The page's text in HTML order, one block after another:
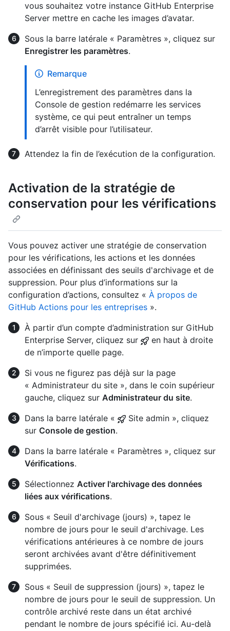
vous souhaitez votre instance GitHub Enterprise
Server mettre en cache les images d’avatar.
Sous la barre latérale « Paramètres », cliquez sur
Enregistrer les paramètres.
Remarque
L’enregistrement des paramètres dans la
Console de gestion redémarre les services
système, ce qui peut entraîner un temps
d’arrêt visible pour l’utilisateur.
Attendez la fin de l’exécution de la configuration.
Activation de la stratégie de
conservation pour les vérifications
Vous pouvez activer une stratégie de conservation
pour les vérifications, les actions et les données
associées en définissant des seuils d'archivage et de
suppression. Pour plus d’informations sur la
configuration d’actions, consultez « À propos de
GitHub Actions pour les entreprises ».
À partir d’un compte d’administration sur GitHub
Enterprise Server, cliquez sur
en haut à droite
de n’importe quelle page.
Si vous ne figurez pas déjà sur la page
« Administrateur du site », dans le coin supérieur
gauche, cliquez sur Administrateur du site.
Dans la barre latérale «
Site admin », cliquez
sur Console de gestion.
Dans la barre latérale « Paramètres », cliquez sur
Vérifications.
Sélectionnez Activer l'archivage des données
liées aux vérifications.
Sous « Seuil d'archivage (jours) », tapez le
nombre de jours pour le seuil d'archivage. Les
vérifications antérieures à ce nombre de jours
seront archivées avant d'être définitivement
supprimées.
Sous « Seuil de suppression (jours) », tapez le
nombre de jours pour le seuil de suppression. Un
contrôle archivé reste dans un état archivé
pendant le nombre de jours spécifié ici. Au-delà